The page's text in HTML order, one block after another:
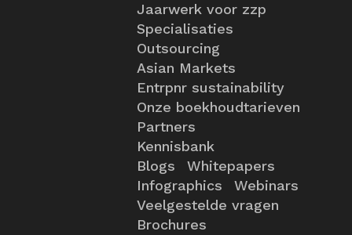
Jaarwerk voor zzp
Specialisaties
Outsourcing
Asian Markets
Entrpnr sustainability
Onze boekhoudtarieven
Partners
Kennisbank
Blogs
Whitepapers
Infographics
Webinars
Veelgestelde vragen
Brochures